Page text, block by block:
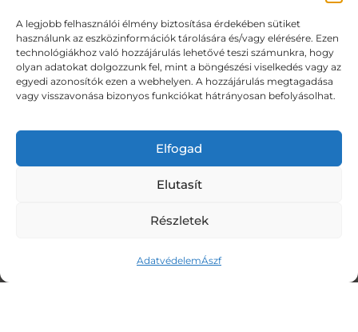
A legjobb felhasználói élmény biztosítása érdekében sütiket
használunk az eszközinformációk tárolására és/vagy elérésére. Ezen
technológiákhoz való hozzájárulás lehetővé teszi számunkra, hogy
olyan adatokat dolgozzunk fel, mint a böngészési viselkedés vagy az
egyedi azonosítók ezen a webhelyen. A hozzájárulás megtagadása
vagy visszavonása bizonyos funkciókat hátrányosan befolyásolhat.
Elfogad
Elutasít
Részletek
AdatvédelemÁszf
nagyon sokféle emberrel és
nehézséggel találkoztam. A szakmai
hátteremről részletesen aRólam
oldalonolvashatsz.
> Képmedicina